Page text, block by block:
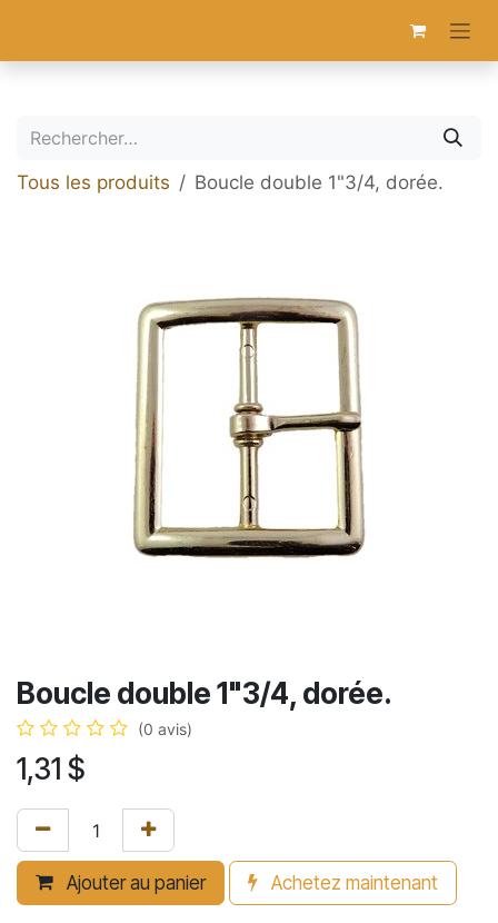
Tous les produits Boucle double 1"3/4, dorée.
Boucle double 1"3/4, dorée.
(0 avis)
1,31 $
Ajouter au panier Achetez maintenant